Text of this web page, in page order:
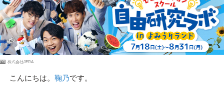
PR 株式会社JERA
こんにちは。 鞠乃です。